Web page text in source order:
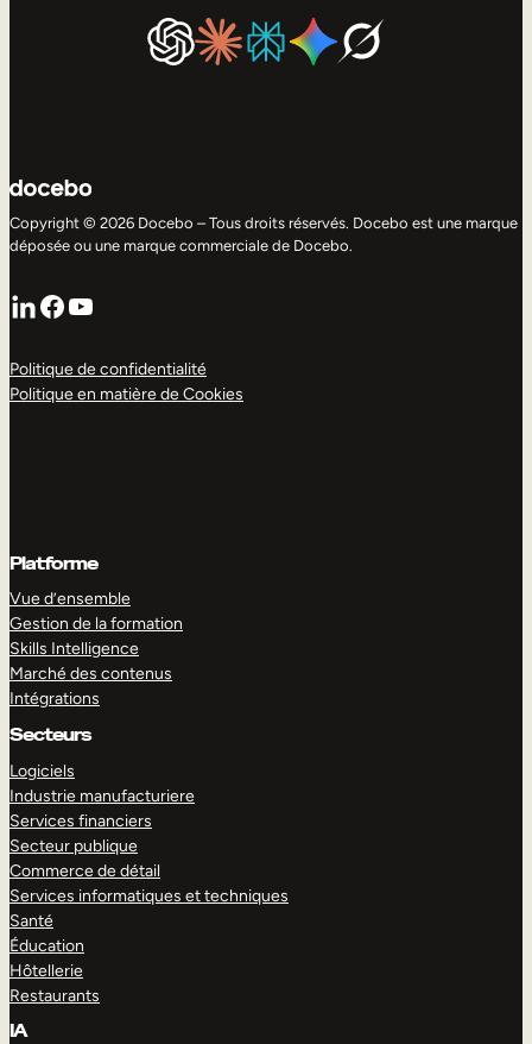
Copyright © 2026 Docebo – Tous droits réservés. Docebo est une marque
déposée ou une marque commerciale de Docebo.
LinkedIn
Facebook
YouTube
Politique de confidentialité
Politique en matière de Cookies
Platforme
Vue d’ensemble
Gestion de la formation
Skills Intelligence
Marché des contenus
Intégrations
Secteurs
Logiciels
Industrie manufacturiere
Services financiers
Secteur publique
Commerce de détail
Services informatiques et techniques
Santé
Éducation
Hôtellerie
Restaurants
IA